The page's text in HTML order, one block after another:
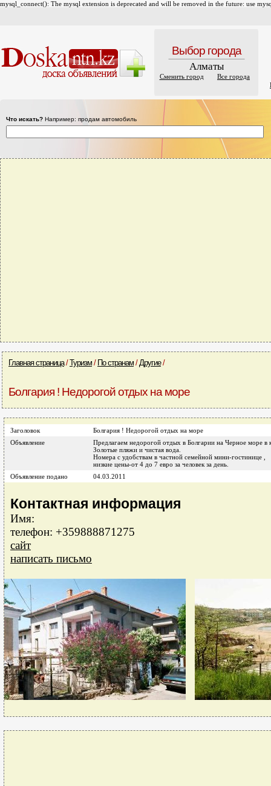
mysql_connect(): The mysql extension is deprecated and will be removed in the future: use
Выбор города
Алматы
Сменить город
Все города
Что искать? Например: продам автомобиль
Главная страница/Туризм / По странам /Другие/
Болгария ! Недорогой отдых на море
Заголовок
Болгария ! Недорогой отдых на море
Объявление
Предлагаем недорогой отдых в Болгарии на Черное море
Золотые пляжи и чистая вода.
Номера с удобствам в частной семейной мини-гостинице ,
низкие цены-от 4 до 7 евро за человек за день.
Объявление подано
04.03.2011
Контактная информация
Имя:
телефон: +359888871275
сайт
написать письмо